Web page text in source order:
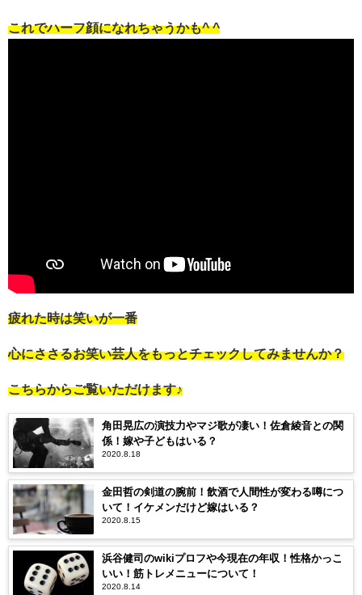
これでハーフ顔になれちゃうかも^ ^
疲れた時は笑いが一番
心にささるお笑い芸人をもっとチェックしてみませんか？
こちらからご覧いただけます♪
角田晃広の演技力やマジ歌が凄い！佐倉綾音との関
係！嫁や子どもはいる？
2020.8.18
金田哲の剣道の腕前！飲酒で人間性が変わる噂につ
いて！イケメンだけど嫁はいる？
2020.8.15
浜谷健司のwikiプロフや今現在の年収！性格かっこ
いい！筋トレメニューについて！
2020.8.14